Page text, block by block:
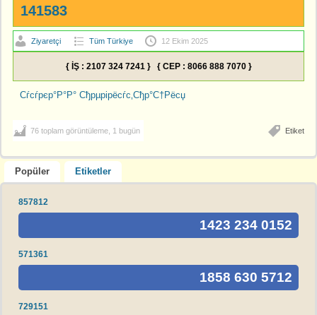
141583
Ziyaretçi Tüm Türkiye 12 Ekim 2025
{ İŞ : 2107 324 7241 } { CEP : 8066 888 7070 }
Сѓсѓрєр°Р°Р° Сђрµрірёсѓс‚Сђр°С†Рёсџ
Etiket
76 toplam görüntüleme, 1 bugün
Popüler Etiketler
857812
1423 234 0152
571361
1858 630 5712
729151